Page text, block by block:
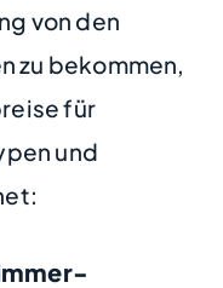
von den
zu bekommen,
für
und